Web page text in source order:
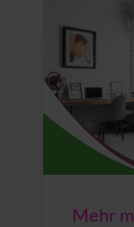
Mehr